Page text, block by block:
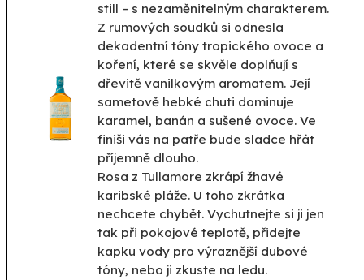
still – s nezaměnitelným charakterem.
Z rumových soudků si odnesla
dekadentní tóny tropického ovoce a
koření, které se skvěle doplňují s
dřevitě vanilkovým aromatem. Její
sametově hebké chuti dominuje
karamel, banán a sušené ovoce. Ve
finiši vás na patře bude sladce hřát
příjemně dlouho.
Rosa z Tullamore zkrápí žhavé
karibské pláže. U toho zkrátka
nechcete chybět. Vychutnejte si ji jen
tak při pokojové teplotě, přidejte
kapku vody pro výraznější dubové
tóny, nebo ji zkuste na ledu.